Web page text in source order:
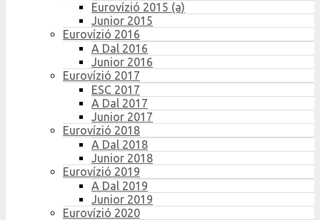
Eurovízió 2015 (a)
Junior 2015
Eurovízió 2016
A Dal 2016
Junior 2016
Eurovízió 2017
ESC 2017
A Dal 2017
Junior 2017
Eurovízió 2018
A Dal 2018
Junior 2018
Eurovízió 2019
A Dal 2019
Junior 2019
Eurovízió 2020